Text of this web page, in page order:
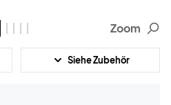
Zoom
Siehe Zubehör